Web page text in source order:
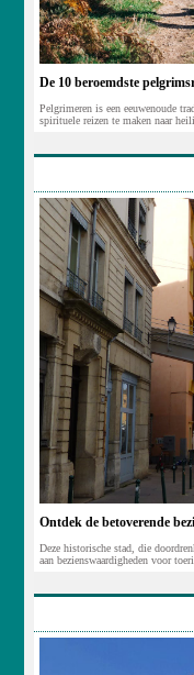
De 10 beroemdste
Pelgrimeren is een eeuwenoude
spirituele reizen te maken naar
Ontdek de betoverende
Deze historische stad, die
aan bezienswaardigheden voor